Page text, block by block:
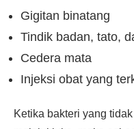
Gigitan binatang
Tindik badan, tato,
Cedera mata
Injeksi obat yang
Ketika bakteri yang